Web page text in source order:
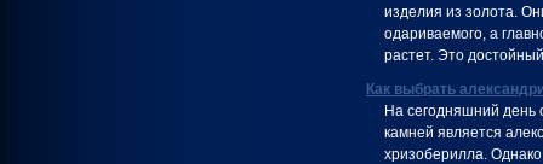
изделия из золота.
одариваемого, а
растет. Это
Как выбрать
На сегодняшний день
камней является
хризоберилла. Однако